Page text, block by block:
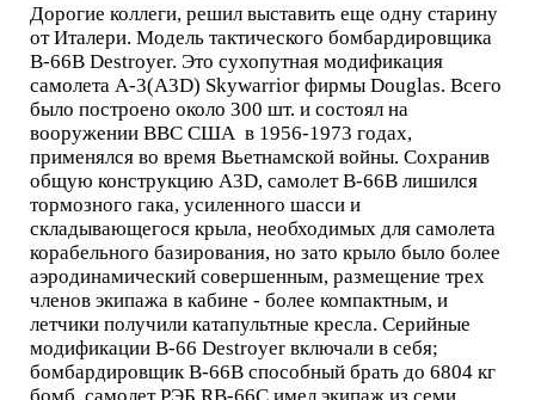
Дорогие коллеги, решил выставить еще одну старину
от Италери. Модель тактического бомбардировщика
B-66B Destroyer. Это сухопутная модификация
самолета A-3(A3D) Skywarrior фирмы Douglas. Всего
было построено около 300 шт. и состоял на
вооружении ВВС США в 1956-1973 годах,
применялся во время Вьетнамской войны. Сохранив
общую конструкцию A3D, самолет B-66B лишился
тормозного гака, усиленного шасси и
складывающегося крыла, необходимых для самолета
корабельного базирования, но зато крыло было более
аэродинамический совершенным, размещение трех
членов экипажа в кабине - более компактным, и
летчики получили катапультные кресла. Серийные
модификации B-66 Destroyer включали в себя;
бомбардировщик B-66B способный брать до 6804 кг